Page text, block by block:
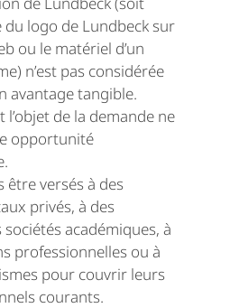
du logo de Lundbeck sur
ou le matériel d’un
n’est pas considérée
avantage tangible.
l’objet de la demande ne
opportunité
être versés à des
privés, à des
sociétés académiques, à
professionnelles ou à
pour couvrir leurs
courants.